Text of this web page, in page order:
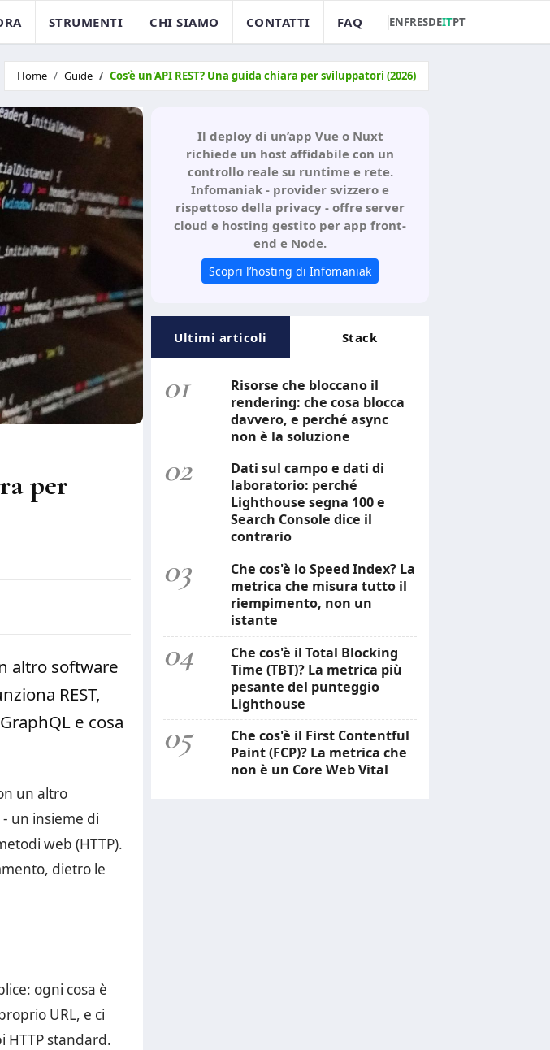
STRUMENTI CHI SIAMO CONTATTI FAQ ENFRESDEITPT
Home Guide Cos'è un'API REST? Una guida chiara per sviluppatori (2026)
per
altro software
REST,
e cosa
un altro
un insieme di
web (HTTP).
dietro le
ogni cosa è
URL, e ci
HTTP standard.
Il deploy di un’app Vue o Nuxt
richiede un host affidabile con un
controllo reale su runtime e rete.
Infomaniak - provider svizzero e
rispettoso della privacy - offre server
cloud e hosting gestito per app front-
end e Node.
Scopri l’hosting di Infomaniak
Ultimi articoli Stack
01
Risorse che bloccano il
rendering: che cosa blocca
davvero, e perché async
non è la soluzione
02
Dati sul campo e dati di
laboratorio: perché
Lighthouse segna 100 e
Search Console dice il
contrario
03
Che cos'è lo Speed Index? La
metrica che misura tutto il
riempimento, non un
istante
04
Che cos'è il Total Blocking
Time (TBT)? La metrica più
pesante del punteggio
Lighthouse
05
Che cos'è il First Contentful
Paint (FCP)? La metrica che
non è un Core Web Vital